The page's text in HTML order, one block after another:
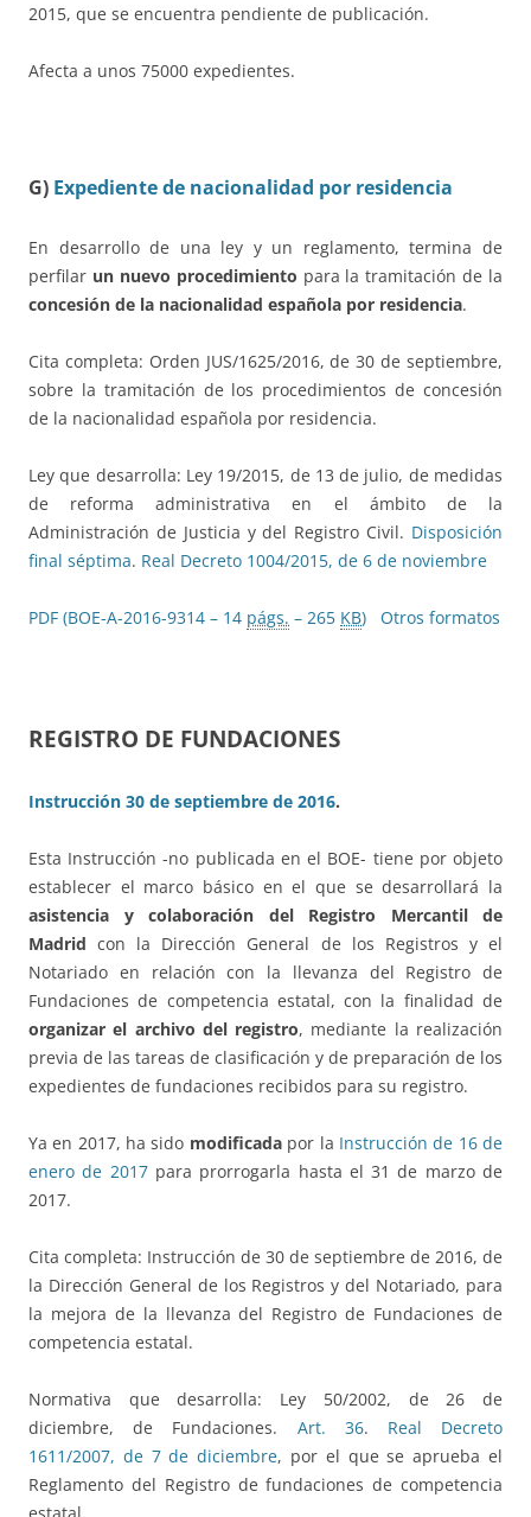
2015, que se encuentra pendiente de publicación.
Afecta a unos 75000 expedientes.
G) Expediente de nacionalidad por residencia
En desarrollo de una ley y un reglamento, termina de
perfilar un nuevo procedimiento para la tramitación de la
concesión de la nacionalidad española por residencia.
Cita completa: Orden JUS/1625/2016, de 30 de septiembre,
sobre la tramitación de los procedimientos de concesión
de la nacionalidad española por residencia.
Ley que desarrolla: Ley 19/2015, de 13 de julio, de medidas
de reforma administrativa en el ámbito de la
Administración de Justicia y del Registro Civil. Disposición
final séptima. Real Decreto 1004/2015, de 6 de noviembre
PDF (BOE-A-2016-9314 – 14 págs. – 265 KB) Otros formatos
REGISTRO DE FUNDACIONES
Instrucción 30 de septiembre de 2016.
Esta Instrucción -no publicada en el BOE- tiene por objeto
establecer el marco básico en el que se desarrollará la
asistencia y colaboración del Registro Mercantil de
Madrid con la Dirección General de los Registros y el
Notariado en relación con la llevanza del Registro de
Fundaciones de competencia estatal, con la finalidad de
organizar el archivo del registro, mediante la realización
previa de las tareas de clasificación y de preparación de los
expedientes de fundaciones recibidos para su registro.
Ya en 2017, ha sido modificadapor la Instrucción de 16 de
enero de 2017para prorrogarla hasta el 31 de marzo de
2017.
Cita completa: Instrucción de 30 de septiembre de 2016, de
la Dirección General de los Registros y del Notariado, para
la mejora de la llevanza del Registro de Fundaciones de
competencia estatal.
Normativa que desarrolla: Ley 50/2002, de 26 de
diciembre, de Fundaciones. Art. 36. Real Decreto
1611/2007, de 7 de diciembre, por el que se aprueba el
Reglamento del Registro de fundaciones de competencia
estatal.